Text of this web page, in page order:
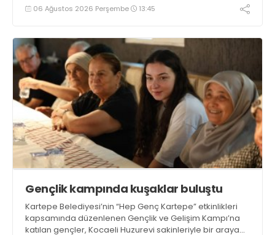
06 Ağustos 2026 Perşembe 13:45
Gençlik kampında kuşaklar buluştu
Kartepe Belediyesi’nin “Hep Genç Kartepe” etkinlikleri
kapsamında düzenlenen Gençlik ve Gelişim Kampı’na
katılan gençler, Kocaeli Huzurevi sakinleriyle bir araya